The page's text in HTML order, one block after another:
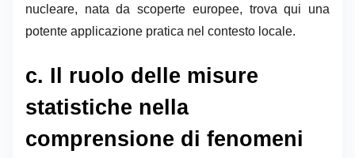
nucleare, nata da scoperte europee, trova qui una
potente applicazione pratica nel contesto locale.
c. Il ruolo delle misure
statistiche nella
comprensione di fenomeni